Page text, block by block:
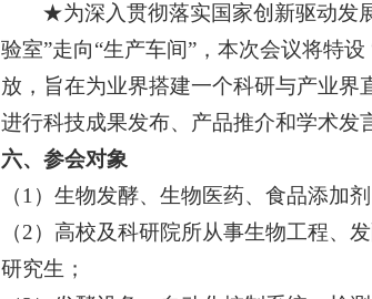
★为深入贯彻落实国家创新驱动发
验室”走向“生产车间”，本次会议将特
放，旨在为业界搭建一个科研与产业
进行科技成果发布、产品推介和学术发
六、参会对象
（1）生物发酵、生物医药、食品添加
（2）高校及科研院所从事生物工程、
研究生；